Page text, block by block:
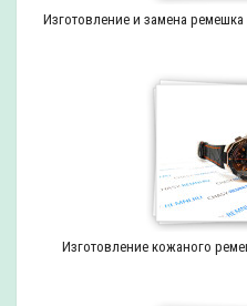
Изготовление и замена ремешка
Изготовление кожаного